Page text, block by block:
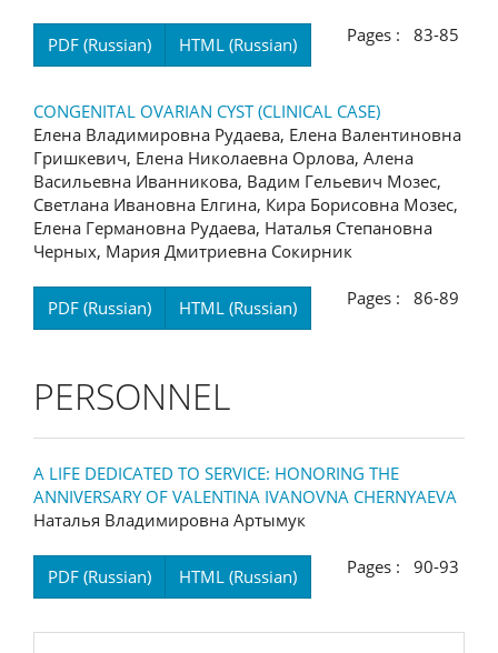
PDF (Russian) HTML (Russian) Pages : 83-85
CONGENITAL OVARIAN CYST (CLINICAL CASE)
Елена Владимировна Рудаева, Елена Валентиновна
Гришкевич, Елена Николаевна Орлова, Алена
Васильевна Иванникова, Вадим Гельевич Мозес,
Светлана Ивановна Елгина, Кира Борисовна Мозес,
Елена Германовна Рудаева, Наталья Степановна
Черных, Мария Дмитриевна Сокирник
PDF (Russian) HTML (Russian) Pages : 86-89
PERSONNEL
A LIFE DEDICATED TO SERVICE: HONORING THE
ANNIVERSARY OF VALENTINA IVANOVNA CHERNYAEVA
Наталья Владимировна Артымук
PDF (Russian) HTML (Russian) Pages : 90-93